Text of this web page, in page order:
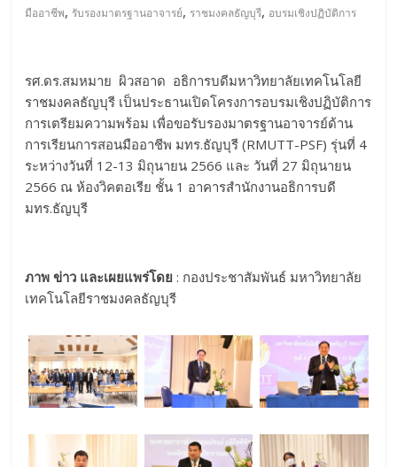
มืออาชีพ, รับรองมาตรฐานอาจารย์, ราชมงคลธัญบุรี, อบรมเชิงปฏิบัติการ
รศ.ดร.สมหมาย ผิวสอาด อธิการบดีมหาวิทยาลัยเทคโนโลยี
ราชมงคลธัญบุรี เป็นประธานเปิดโครงการอบรมเชิงปฏิบัติการ
การเตรียมความพร้อม เพื่อขอรับรองมาตรฐานอาจารย์ด้าน
การเรียนการสอนมืออาชีพ มทร.ธัญบุรี (RMUTT-PSF) รุ่นที่ 4
ระหว่างวันที่ 12-13 มิถุนายน 2566 และ วันที่ 27 มิถุนายน
2566 ณ ห้องวิคตอเรีย ชั้น 1 อาคารสำนักงานอธิการบดี
มทร.ธัญบุรี
ภาพ ข่าว และเผยแพร่โดย : กองประชาสัมพันธ์ มหาวิทยาลัย
เทคโนโลยีราชมงคลธัญบุรี